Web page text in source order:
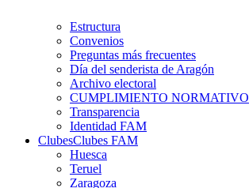
Estructura
Convenios
Preguntas más frecuentes
Día del senderista de Aragón
Archivo electoral
CUMPLIMIENTO NORMATIVO
Transparencia
Identidad FAM
ClubesClubes FAM
Huesca
Teruel
Zaragoza